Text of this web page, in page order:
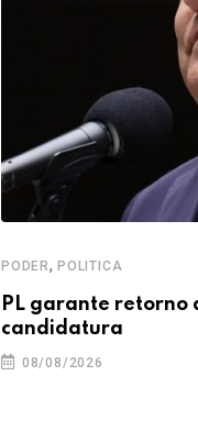
PODER, POLITICA
PL garante retorno
candidatura
08/08/2026